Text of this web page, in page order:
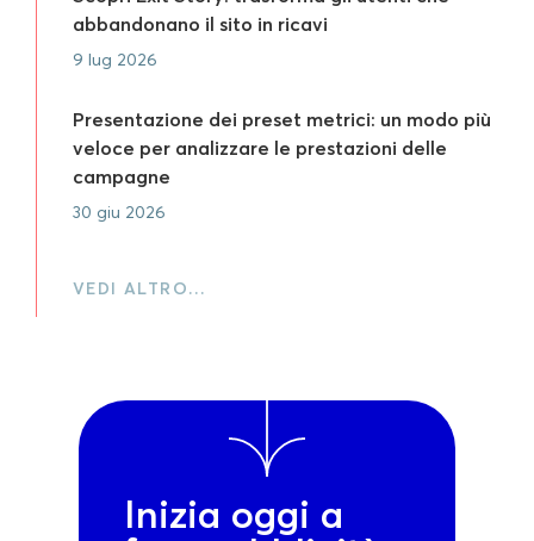
abbandonano il sito in ricavi
9 lug 2026
Presentazione dei preset metrici: un modo più
veloce per analizzare le prestazioni delle
campagne
30 giu 2026
VEDI ALTRO…
Inizia oggi a